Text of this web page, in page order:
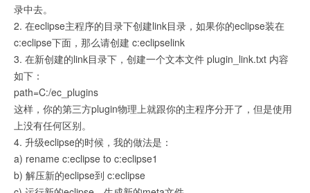
录中去。
2. 在eclipse主程序的目录下创建link目录，如果你的eclipse装在
c:eclipse下面，那么请创建 c:eclipselink
3. 在新创建的link目录下，创建一个文本文件 plugin_link.txt 内容
如下：
path=C:/ec_plugins
这样，你的第三方plugin物理上就跟你的主程序分开了，但是使用
上没有任何区别。
4. 升级eclipse的时候，我的做法是：
a) rename c:eclipse to c:eclipse1
b) 解压新的eclipse到 c:eclipse